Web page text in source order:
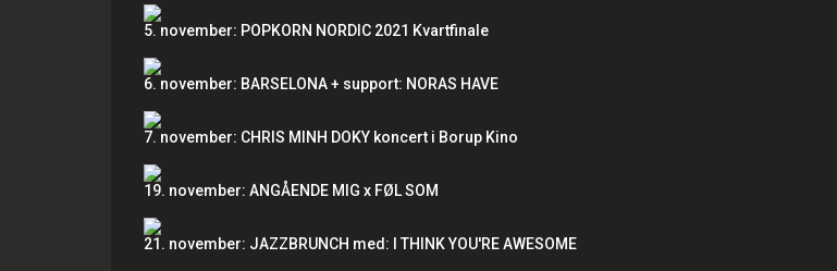
5. november: POPKORN NORDIC 2021 Kvartfinale
6. november: BARSELONA + support: NORAS HAVE
7. november: CHRIS MINH DOKY koncert i Borup Kino
19. november: ANGÅENDE MIG x FØL SOM
21. november: JAZZBRUNCH med: I THINK YOU'RE AWESOME